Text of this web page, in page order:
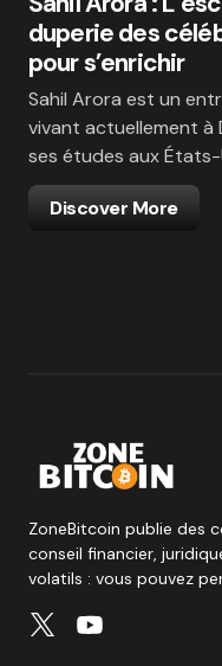
duperie des
pour s’enrichir
Sahil Arora est un
vivant actuellement à
ses études aux États-
Discover More
ZoneBitcoin publie des
conseil financier,
volatils : vous pouvez